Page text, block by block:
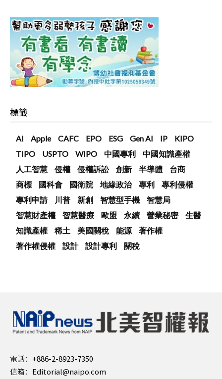
標籤
AI Apple CAFC EPO ESG Gen AI IP
KIPO
TIPO
USPTO WIPO 中國專利
中國知識產權
人工智慧
侵權 侵權訴訟 創新 半導體
台商
商標
國科會 國衛院 地緣政治 專利
專利侵權
專利申請
川普 新創 智慧型手機
智慧局
智慧財產權
智慧醫療 歐盟 永續 營業秘密
生醫
知識產權
稀土 美國關稅 能源
著作權
著作權侵權
設計 設計專利 關稅
電話： +886-2-8923-7350
信箱： Editorial@naipo.com